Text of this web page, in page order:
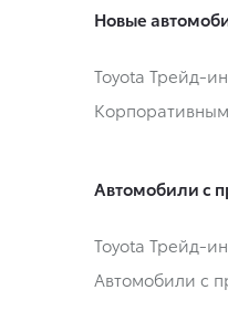
Новые
Toyota Трейд-ин
Автомобили с
Toyota Трейд-ин
Автомобили с